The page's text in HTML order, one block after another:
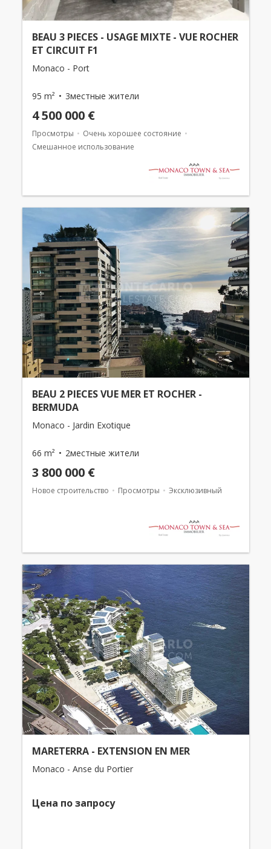
BEAU 3 PIECES - USAGE MIXTE - VUE ROCHER
ET CIRCUIT F1
Monaco - Port
95 m² 3местные жители
4 500 000 €
Просмотры
Очень хорошее состояние
Смешанное использование
BEAU 2 PIECES VUE MER ET ROCHER -
BERMUDA
Monaco - Jardin Exotique
66 m² 2местные жители
3 800 000 €
Новое строительство Просмотры Эксклюзивный
MARETERRA - EXTENSION EN MER
Monaco - Anse du Portier
Цена по запросу